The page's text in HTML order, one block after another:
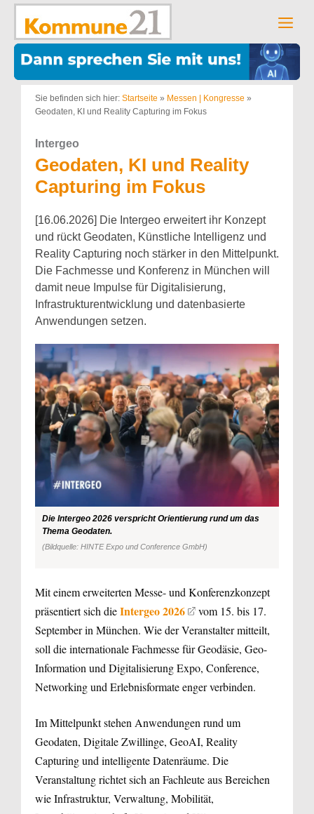
Zum
springen
Sie befinden sich hier: Startseite » Messen | Kongresse »
Geodaten, KI und Reality Capturing im Fokus
Intergeo
Geodaten, KI und Reality
Capturing im Fokus
[16.06.2026] Die Intergeo erweitert ihr Konzept
und rückt Geodaten, Künstliche Intelligenz und
Reality Capturing noch stärker in den Mittelpunkt.
Die Fachmesse und Konferenz in München will
damit neue Impulse für Digitalisierung,
Infrastrukturentwicklung und datenbasierte
Anwendungen setzen.
Die Intergeo 2026 verspricht Orientierung rund um das
Thema Geodaten.
(Bildquelle: HINTE Expo und Conference GmbH)
Mit einem erweiterten Messe- und Konferenzkonzept
präsentiert sich dieIntergeo 2026
vom 15. bis 17.
September in München. Wie der Veranstalter mitteilt,
soll die internationale Fachmesse für Geodäsie, Geo-
Information und Digitalisierung Expo, Conference,
Networking und Erlebnisformate enger verbinden.
Im Mittelpunkt stehen Anwendungen rund um
Geodaten, Digitale Zwillinge, GeoAI, Reality
Capturing und intelligente Datenräume. Die
Veranstaltung richtet sich an Fachleute aus Bereichen
wie Infrastruktur, Verwaltung, Mobilität,